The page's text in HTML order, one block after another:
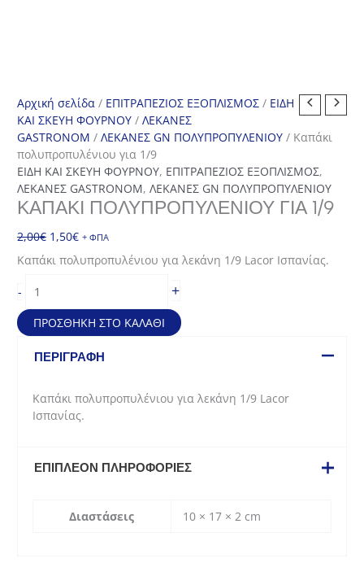
Αρχική σελίδα / ΕΠΙΤΡΑΠΕΖΙΟΣ ΕΞΟΠΛΙΣΜΟΣ / ΕΙΔΗ
ΚΑΙ ΣΚΕΥΗ ΦΟΥΡΝΟΥ /ΛΕΚΑΝΕΣ
GASTRONOM /ΛΕΚΑΝΕΣ GN ΠΟΛΥΠΡΟΠΥΛΕΝΙΟΥ / Καπάκι
πολυπροπυλένιου για 1/9
ΕΙΔΗ ΚΑΙ ΣΚΕΥΗ ΦΟΥΡΝΟΥ, ΕΠΙΤΡΑΠΕΖΙΟΣ ΕΞΟΠΛΙΣΜΟΣ,
ΛΕΚΑΝΕΣ GASTRONOM,ΛΕΚΑΝΕΣ GN ΠΟΛΥΠΡΟΠΥΛΕΝΙΟΥ
ΚΑΠΆΚΙ ΠΟΛΥΠΡΟΠΥΛΈΝΙΟΥ ΓΙΑ 1/9
2,00€ Original
price
1,50€Η
τρέχουσα
τιμή
+ ΦΠΑ
Καπάκι πολυπροπυλένιου για λεκάνη 1/9 Lacor Ισπανίας.
-
πολυπροπυλένιου
για
1/9
ποσότητα
+
ΠΡΟΣΘΉΚΗ ΣΤΟ ΚΑΛΆΘΙ
ΠΕΡΙΓΡΑΦΉ
Καπάκι πολυπροπυλένιου για λεκάνη 1/9 Lacor
Ισπανίας.
ΕΠΙΠΛΈΟΝ ΠΛΗΡΟΦΟΡΊΕΣ
Διαστάσεις 10 × 17 × 2 cm